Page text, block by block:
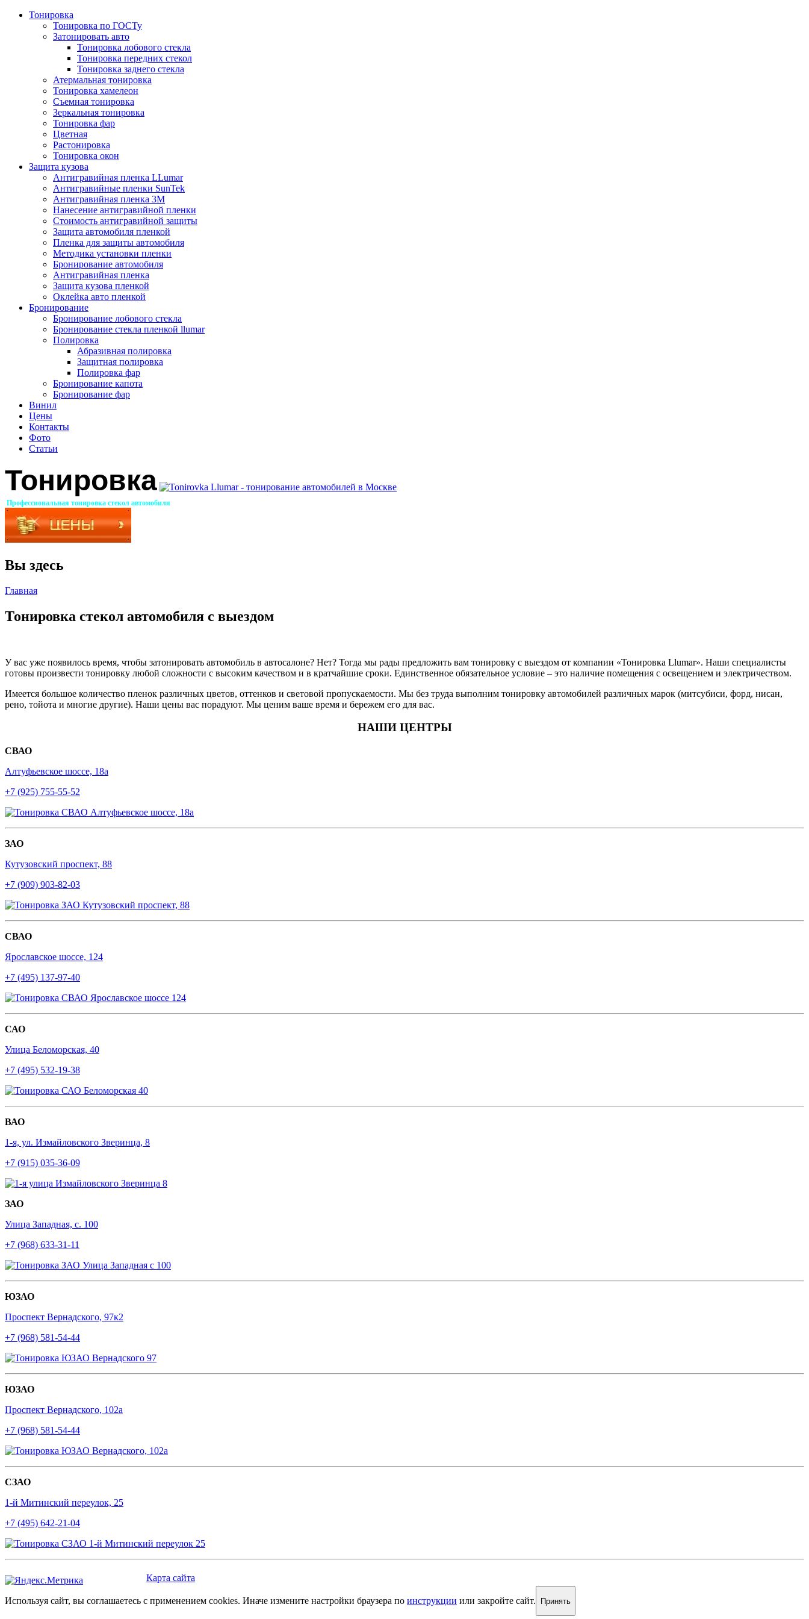
Тонировка
Тонировка по ГОСТу
Затонировать авто
Тонировка лобового стекла
Тонировка передних стекол
Тонировка заднего стекла
Атермальная тонировка
Тонировка хамелеон
Съемная тонировка
Зеркальная тонировка
Тонировка фар
Цветная
Растонировка
Тонировка окон
Защита кузова
Антигравийная пленка LLumar
Антигравийные пленки SunTek
Антигравийная пленка 3М
Нанесение антигравийной пленки
Стоимость антигравийной защиты
Защита автомобиля пленкой
Пленка для защиты автомобиля
Методика установки пленки
Бронирование автомобиля
Антигравийная пленка
Защита кузова пленкой
Оклейка авто пленкой
Бронирование
Бронирование лобового стекла
Бронирование стекла пленкой llumar
Полировка
Абразивная полировка
Защитная полировка
Полировка фар
Бронирование капота
Бронирование фар
Винил
Цены
Контакты
Фото
Статьи
Тонировка
Профессиональная тонировка стекол автомобиля
Вы здесь
Главная
Тонировка стекол автомобиля с выездом
У вас уже появилось время, чтобы затонировать автомобиль в автосалоне? Нет? Тогда мы рады предложить вам тонировку с выездом от компании «Тонировка Llumar». Наши специалисты
готовы произвести тонировку любой сложности с высоким качеством и в кратчайшие сроки. Единственное обязательное условие – это наличие помещения с освещением и электричеством.
Имеется большое количество пленок различных цветов, оттенков и световой пропускаемости. Мы без труда выполним тонировку автомобилей различных марок (митсубиси, форд, нисан,
рено, тойота и многие другие). Наши цены вас порадуют. Мы ценим ваше время и бережем его для вас.
НАШИ ЦЕНТРЫ
СВАО
Алтуфьевское шоссе, 18а
+7 (925) 755-55-52
ЗАО
Кутузовский проспект, 88
+7 (909) 903-82-03
СВАО
Ярославское шоссе, 124
+7 (495) 137-97-40
САО
Улица Беломорская, 40
+7 (495) 532-19-38
ВАО
1-я, ул. Измайловского Зверинца, 8
+7 (915) 035-36-09
ЗАО
Улица Западная, с. 100
+7 (968) 633-31-11
ЮЗАО
Проспект Вернадского, 97к2
+7 (968) 581-54-44
ЮЗАО
Проспект Вернадского, 102а
+7 (968) 581-54-44
СЗАО
1-й Митинский переулок, 25
+7 (495) 642-21-04
Карта сайта
Используя сайт, вы соглашаетесь с применением cookies. Иначе измените настройки браузера по инструкции или закройте сайт. Принять